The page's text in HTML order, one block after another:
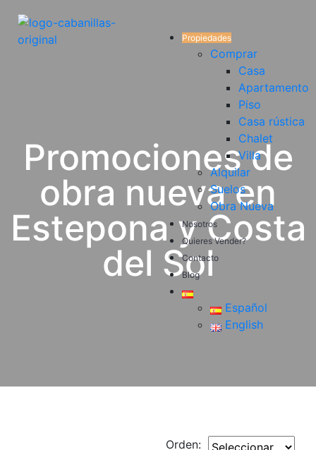
Propiedades
Comprar
Casa
Apartamento
Piso
Casa rústica
Chalet
Villa
Alquilar
Suelos
Obra Nueva
Nosotros
Quieres Vender?
Contacto
Blog
Español
English
Promociones de
obra nueva en
Estepona y Costa
del Sol
Orden: